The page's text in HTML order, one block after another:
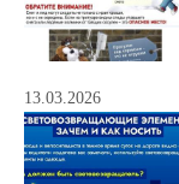
13.03.2026